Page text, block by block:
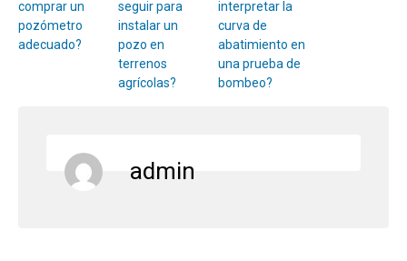
comprar un
pozómetro
adecuado?
seguir para
instalar un
pozo en
terrenos
agrícolas?
interpretar la
curva de
abatimiento en
una prueba de
bombeo?
admin